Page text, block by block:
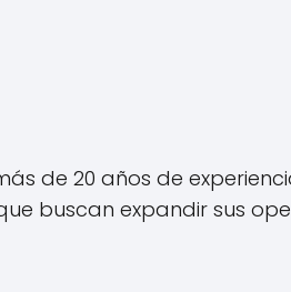
más de 20 años de
buscan expandir sus